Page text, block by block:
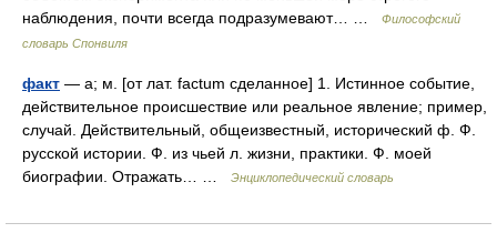
наблюдения, почти всегда подразумевают… …
Философский
словарь Спонвиля
факт — а; м. [от лат. factum сделанное] 1. Истинное событие,
действительное происшествие или реальное явление; пример,
случай. Действительный, общеизвестный, исторический ф. Ф.
русской истории. Ф. из чьей л. жизни, практики. Ф. моей
биографии. Отражать… …
Энциклопедический словарь